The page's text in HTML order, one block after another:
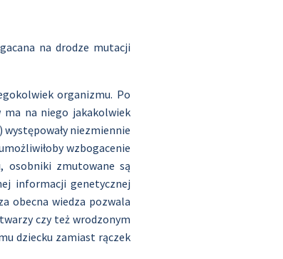
na drodze mutacji
organizmu. Po
ma na niego jakakolwiek
niezmiennie
wzbogacenie
osobniki zmutowane są
informacji genetycznej
obecna wiedza pozwala
czy też wrodzonym
dziecku zamiast rączek